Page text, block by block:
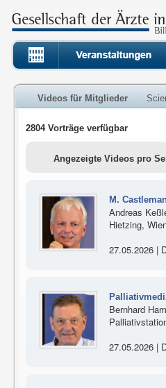
Videos für Mitglieder
2804 Vorträge verfügbar
Angezeigte Videos pro
M.
Andreas
Hietzing,
27.05.2026 |
Bernhard
27.05.2026 |